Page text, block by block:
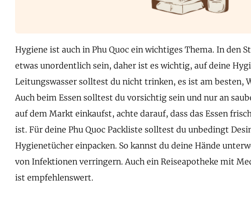
Hygiene ist auch in Phu Quoc ein wichtiges Thema. In den
etwas unordentlich sein, daher ist es wichtig, auf deine
Leitungswasser solltest du nicht trinken, es ist am besten,
Auch beim Essen solltest du vorsichtig sein und nur an
auf dem Markt einkaufst, achte darauf, dass das Essen
ist. Für deine Phu Quoc Packliste solltest du unbedingt
Hygienetücher einpacken. So kannst du deine Hände
von Infektionen verringern. Auch ein Reiseapotheke mit
ist empfehlenswert.